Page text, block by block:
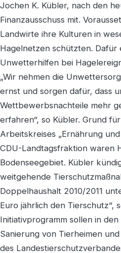
Jochen K. Kübler, nach den
Finanzausschuss mit.
Landwirte ihre Kulturen in
Hagelnetzen schützten.
Unwetterhilfen bei
„Wir nehmen die
ernst und sorgen dafür, dass
Wettbewerbsnachteile mehr
erfahren“, so Kübler. Grund
Arbeitskreises „Ernährung
CDU-Landtagsfraktion waren
Bodenseegebiet. Kübler
weitgehende
Doppelhaushalt 2010/2011
Euro jährlich den Tierschutz“,
Initiativprogramm sollen in
Sanierung von Tierheimen
des